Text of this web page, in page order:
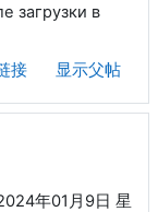
загрузки в
接
显示父帖
年01月9日 星